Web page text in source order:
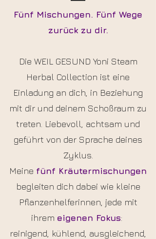
Fünf Mischungen. Fünf Wege
zurück zu dir.
Die WEIL GESUND Yoni Steam
Herbal Collection ist eine
Einladung an dich, in Beziehung
mit dir und deinem Schoßraum zu
treten. Liebevoll, achtsam und
geführt von der Sprache deines
Zyklus.
Meine fünf Kräutermischungen
begleiten dich dabei wie kleine
Pflanzenhelferinnen, jede mit
ihrem eigenen Fokus:
reinigend, kühlend, ausgleichend,